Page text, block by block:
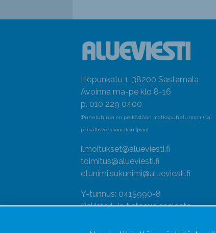
Hopunkatu 1, 38200 Sastamala
Avoinna ma-pe klo 8-16
p. 010 229 0400
(Puheluhinta on pelkästään matkapuhelu (mpm) tai
paikallisverkkomaksu (pvm)
ilmoitukset@alueviesti.fi
toimitus@alueviesti.fi
etunimi.sukunimi@alueviesti.fi
Y-tunnus: 0415990-8
Rekisteri- ja tietosuojaseloste